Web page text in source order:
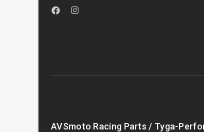
AVSmoto Racing Parts / Tyga-